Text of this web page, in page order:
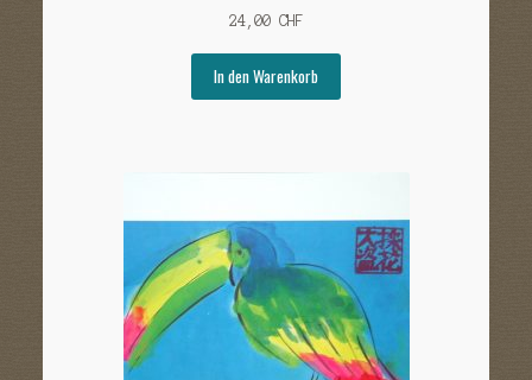
24,00 CHF
In den Warenkorb